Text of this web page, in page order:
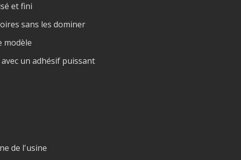
et fini
sans les dominer
modèle
un adhésif puissant
de l'usine